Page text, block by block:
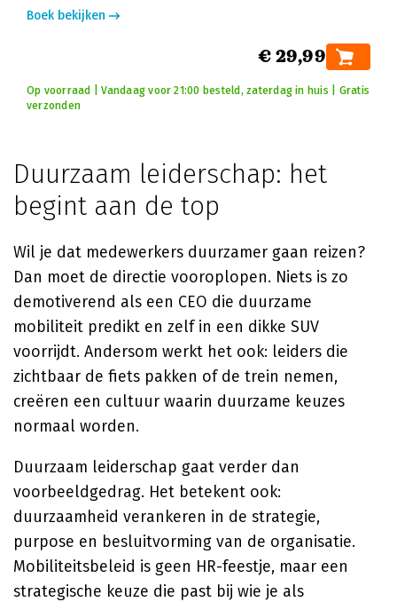
Boek bekijken
€ 29,99
Op voorraad | Vandaag voor 21:00 besteld, zaterdag in huis | Gratis
verzonden
Duurzaam leiderschap: het
begint aan de top
Wil je dat medewerkers duurzamer gaan reizen?
Dan moet de directie vooroplopen. Niets is zo
demotiverend als een CEO die duurzame
mobiliteit predikt en zelf in een dikke SUV
voorrijdt. Andersom werkt het ook: leiders die
zichtbaar de fiets pakken of de trein nemen,
creëren een cultuur waarin duurzame keuzes
normaal worden.
Duurzaam leiderschap gaat verder dan
voorbeeldgedrag. Het betekent ook:
duurzaamheid verankeren in de strategie,
purpose en besluitvorming van de organisatie.
Mobiliteitsbeleid is geen HR-feestje, maar een
strategische keuze die past bij wie je als